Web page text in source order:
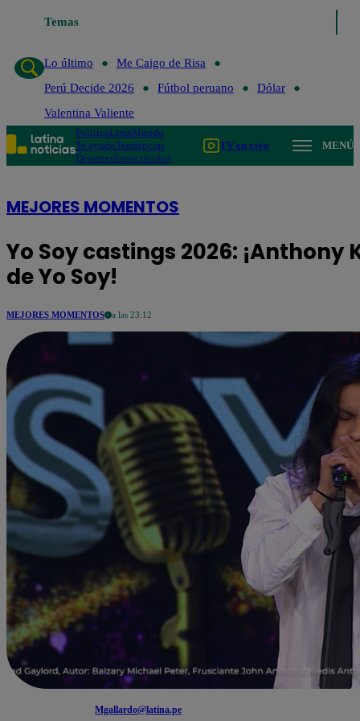
Temas
Lo último
Me Caigo de Risa
Perú Decide 2026
Fútbol peruano
Dólar
Valentina Valiente
PolíticaLimaMundo
Te ayudoTendencias
DeportesEspectáculos
TV en vivo MENÚ
MEJORES MOMENTOS
Yo Soy castings 2026: ¡Anthony
de Yo Soy!
MEJORES MOMENTOS a las 23:12
Mgallardo@latina.pe